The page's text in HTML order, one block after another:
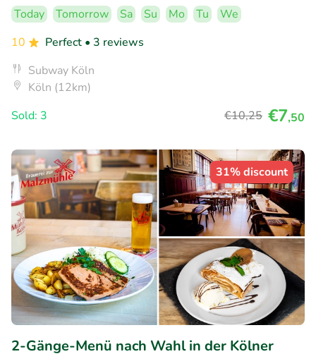
Today Tomorrow Sa Su Mo Tu
We
10
Perfect • 3 reviews
Subway Köln
Köln (12km)
Sold: 3
€10,25 €7,50
31% discount
2-Gänge-Menü nach Wahl in der Kölner